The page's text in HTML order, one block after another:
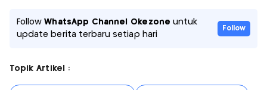
FollowWhatsApp Channel Okezone untuk
update berita terbaru setiap hari
Follow
Topik Artikel :